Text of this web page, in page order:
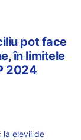
pot face
în limitele
2024
la elevii de